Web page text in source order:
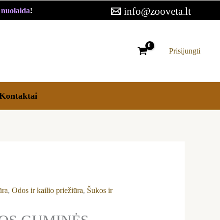
! info@zooveta.lt
Prisijungti
,Odos ir kailio priežiūra, Šukos ir